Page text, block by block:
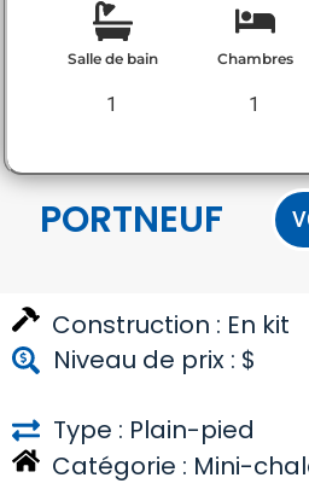
Salle de bain
1
Chambres
1
PORTNEUF
Construction : En kit
Niveau de prix : $
Type : Plain-pied
Catégorie : Mini-